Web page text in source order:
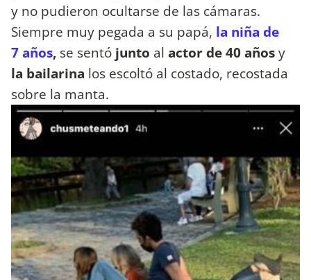
y no pudieron ocultarse de las cámaras.
Siempre muy pegada a su papá, la niña de
7 años, se sentó junto al actor de 40 añosy
la bailarina los escoltó al costado, recostada
sobre la manta.